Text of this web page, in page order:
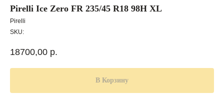
Pirelli Ice Zero FR 235/45 R18 98H XL
Pirelli
SKU:
18700,00 р.
В Корзину